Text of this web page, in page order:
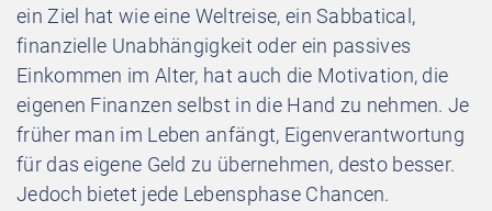
ein Ziel hat wie eine Weltreise, ein Sabbatical,
finanzielle Unabhängigkeit oder ein passives
Einkommen im Alter, hat auch die Motivation, die
eigenen Finanzen selbst in die Hand zu nehmen. Je
früher man im Leben anfängt, Eigenverantwortung
für das eigene Geld zu übernehmen, desto besser.
Jedoch bietet jede Lebensphase Chancen.